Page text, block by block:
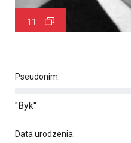
11
Pseudonim:
"Byk"
Data urodzenia: